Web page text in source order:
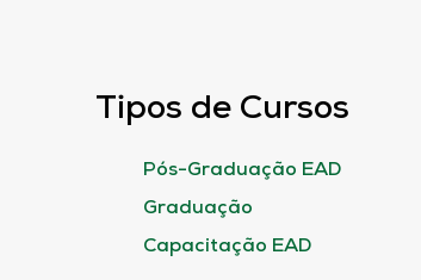
Tipos de Cursos
Pós-Graduação EAD
Graduação
Capacitação EAD